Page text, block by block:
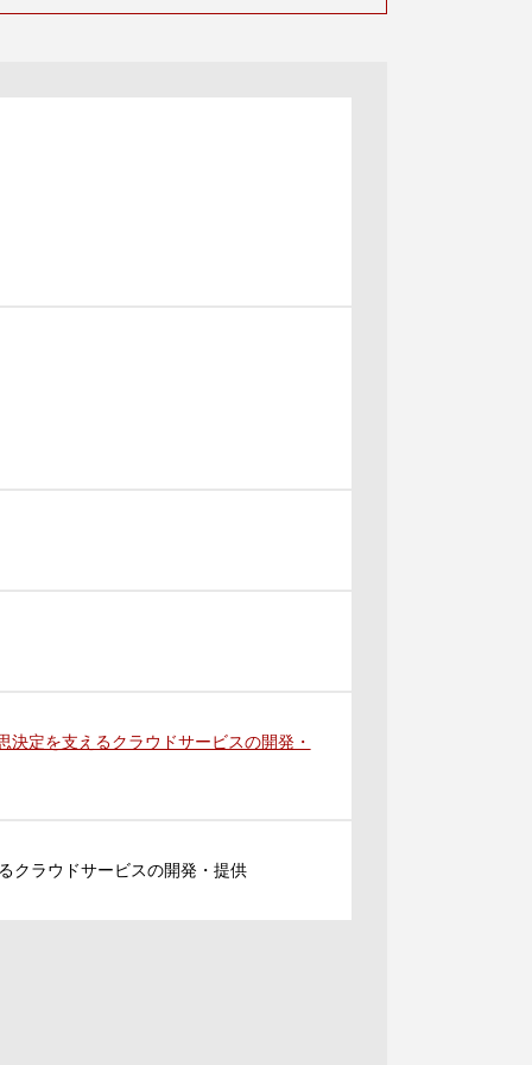
定を支えるクラウドサービスの開発・
クラウドサービスの開発・提供